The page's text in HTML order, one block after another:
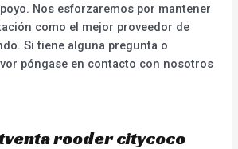
Nos esforzaremos por mantener
como el mejor proveedor de
Si tiene alguna pregunta o
póngase en contacto con nosotros
rooder citycoco